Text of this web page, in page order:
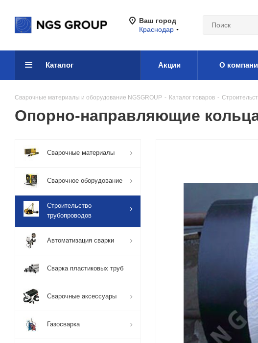
Ваш город
Краснодар
Каталог Акции О
Сварочные материалы и оборудование NGSGROUP - Каталог товаров -
Опорно-направляющие
Сварочные материалы
Сварочное оборудование
Строительство
трубопроводов
Автоматизация сварки
Сварка пластиковых труб
Сварочные аксессуары
Газосварка